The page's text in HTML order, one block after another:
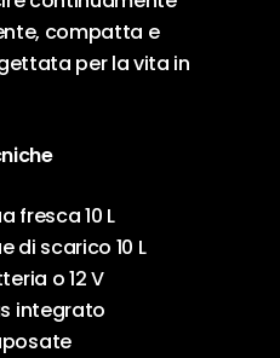
compatta e
per la vita in
fresca 10 L
di scarico 10 L
o 12 V
integrato